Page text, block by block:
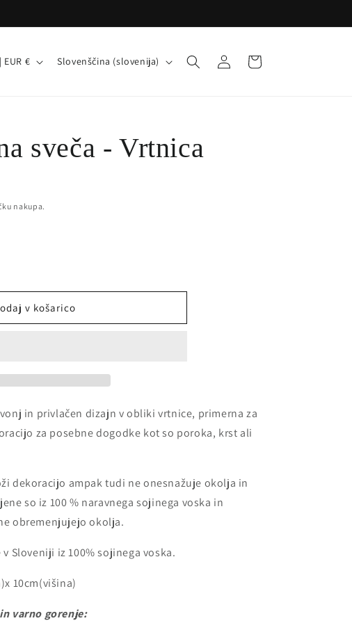
Slovenija | EUR €
k
Slovenščina (slovenija) Prijava Košarica
sveča - Vrtnica
nakupa.
v košarico
in privlačen dizajn v obliki vrtnice, primerna za
za posebne dogodke kot so poroka, krst ali
dekoracijo ampak tudi ne onesnažuje okolja in
so iz 100 % naravnega sojinega voska in
obremenjujejo okolja.
Sloveniji iz 100% sojinega voska.
10cm(višina)
varno gorenje: